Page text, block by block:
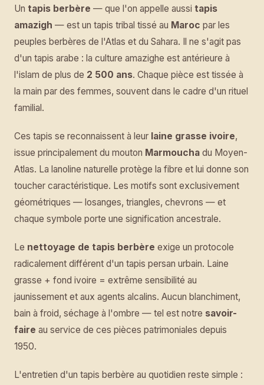
Un tapis berbère — que l'on appelle aussi tapis
amazigh — est un tapis tribal tissé au Maroc par les
peuples berbères de l'Atlas et du Sahara. Il ne s'agit pas
d'un tapis arabe : la culture amazighe est antérieure à
l'islam de plus de 2 500 ans. Chaque pièce est tissée à
la main par des femmes, souvent dans le cadre d'un rituel
familial.
Ces tapis se reconnaissent à leur laine grasse ivoire,
issue principalement du mouton Marmoucha du Moyen-
Atlas. La lanoline naturelle protège la fibre et lui donne son
toucher caractéristique. Les motifs sont exclusivement
géométriques — losanges, triangles, chevrons — et
chaque symbole porte une signification ancestrale.
Le nettoyage de tapis berbère exige un protocole
radicalement différent d'un tapis persan urbain. Laine
grasse + fond ivoire = extrême sensibilité au
jaunissement et aux agents alcalins. Aucun blanchiment,
bain à froid, séchage à l'ombre — tel est notre savoir-
faire au service de ces pièces patrimoniales depuis
1950.
L'entretien d'un tapis berbère au quotidien reste simple :